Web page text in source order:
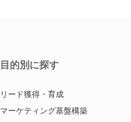
目的別に探す
リード獲得・育成
マーケティング基盤構築